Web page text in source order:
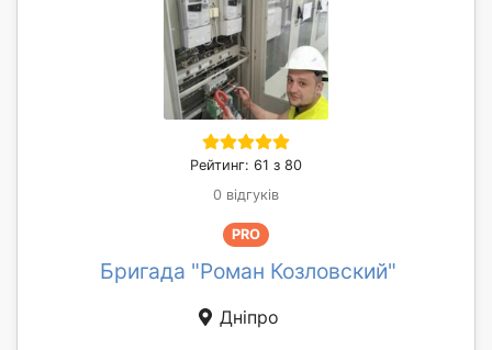
Рейтинг: 61 з 80
0 відгуків
PRO
Бригада "Роман Козловский"
Дніпро